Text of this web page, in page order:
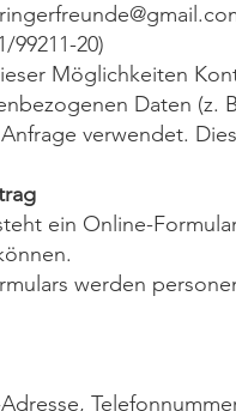
99211-20)
Möglichkeiten
Daten (z.
verwendet.
ein Online-
werden